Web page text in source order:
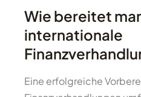
Wie bereitet
internationale
Eine erfolgreiche